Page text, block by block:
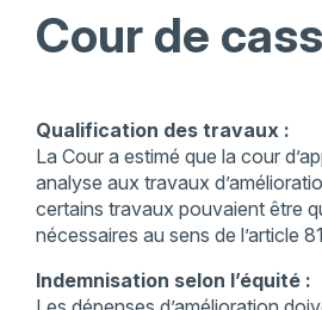
Cour de
Qualification des travaux :
La Cour a estimé que la cour
analyse aux travaux
certains travaux pouvaient être
nécessaires au sens de l’article
Indemnisation selon l’équité :